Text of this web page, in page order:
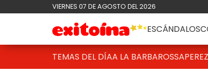
VIERNES 07 DE AGOSTO DEL 2026
ESCÁNDALOS
TEMAS DEL DÍAA LA BARBAROSSA